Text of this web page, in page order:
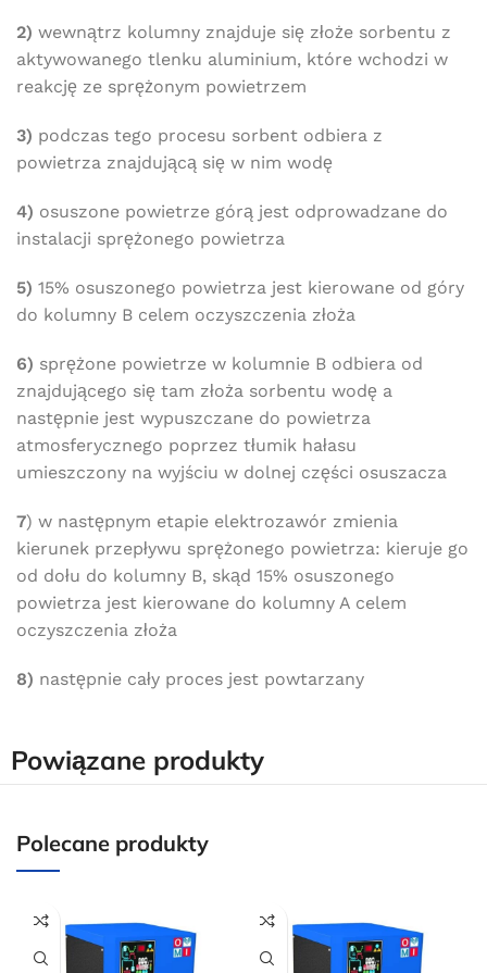
2) wewnątrz kolumny znajduje się złoże sorbentu z
aktywowanego tlenku aluminium, które wchodzi w
reakcję ze sprężonym powietrzem
3) podczas tego procesu sorbent odbiera z
powietrza znajdującą się w nim wodę
4) osuszone powietrze górą jest odprowadzane do
instalacji sprężonego powietrza
5) 15% osuszonego powietrza jest kierowane od góry
do kolumny B celem oczyszczenia złoża
6) sprężone powietrze w kolumnie B odbiera od
znajdującego się tam złoża sorbentu wodę a
następnie jest wypuszczane do powietrza
atmosferycznego poprzez tłumik hałasu
umieszczony na wyjściu w dolnej części osuszacza
7) w następnym etapie elektrozawór zmienia
kierunek przepływu sprężonego powietrza: kieruje go
od dołu do kolumny B, skąd 15% osuszonego
powietrza jest kierowane do kolumny A celem
oczyszczenia złoża
8) następnie cały proces jest powtarzany
Powiązane produkty
Polecane produkty
Darmowa dostawa
dla wszystkich zamówień złożonych w sklepie
internetowym o wartości minimum 80,00 zł brutto.
Przejdź do sklepu
Oferta ograniczona czasowo
Powered by Convert Plus